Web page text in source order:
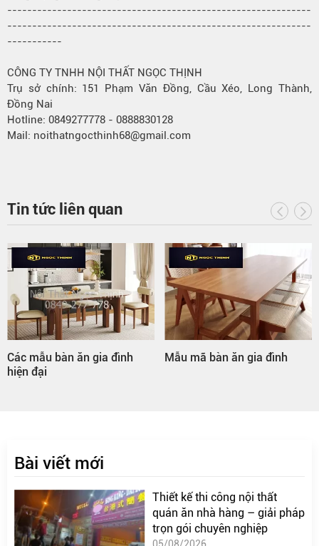
-------------------------------------------------------------
-------------------------------------------------------------
-----------
CÔNG TY TNHH NỘI THẤT NGỌC THỊNH
Trụ sở chính: 151 Phạm Văn Đồng, Cầu Xéo, Long Thành,
Đồng Nai
Hotline: 0849277778 - 0888830128
Mail: noithatngocthinh68@gmail.com
Tin tức liên quan
Mẫu mã bàn ăn gia đình Bàn ăn gia đình hình tròn
Bài viết mới
Thiết kế thi công nội thất
quán ăn nhà hàng – giải pháp
trọn gói chuyên nghiệp